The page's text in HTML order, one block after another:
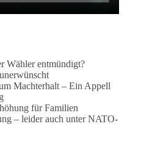
Wähler entmündigt?
Machterhalt – Ein Appell
für Familien
– leider auch unter NATO-